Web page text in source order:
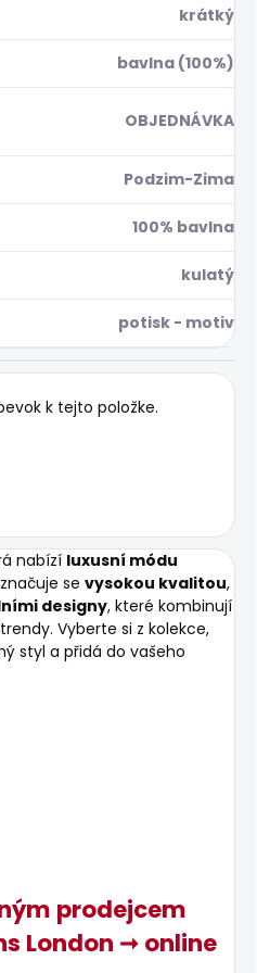
krátký
bavlna (100%)
OBJEDNÁVKA
Podzim-Zima
100% bavlna
kulatý
potisk - motiv
k tejto položke.
nabízí luxusní módu
se vysokou kvalitou,
designy, které kombinují
Vyberte si z kolekce,
styl a přidá do vašeho
prodejcem
London ➞ online